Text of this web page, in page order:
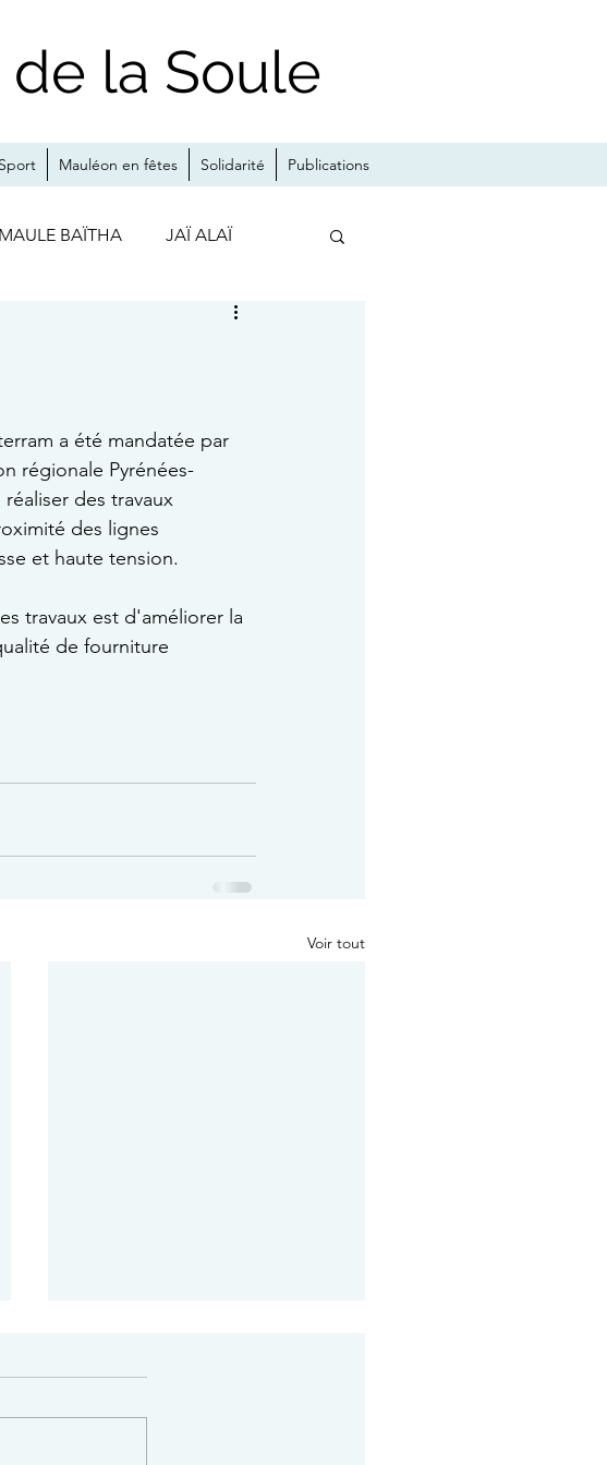
la Soule
Sport Mauléon en fêtes Solidarité Publications
BAÏTHA JAÏ ALAÏ
a été mandatée par
régionale Pyrénées-
des travaux
des lignes
et haute tension.
travaux est d'améliorer la
de fourniture
Voir tout